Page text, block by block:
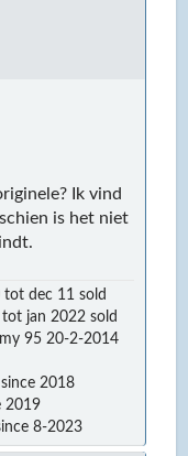
Ik vind
is het niet
dec 11 sold
jan 2022 sold
95 20-2-2014
2018
2019
8-2023